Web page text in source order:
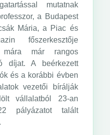
mutatnak
a Budapest
Mária, a Piac és
főszerkesztője
már rangos
díjat. A beérkezett
és a korábbi évben
vezetői bírálják
vállalatból 23-an
pályázatot talált